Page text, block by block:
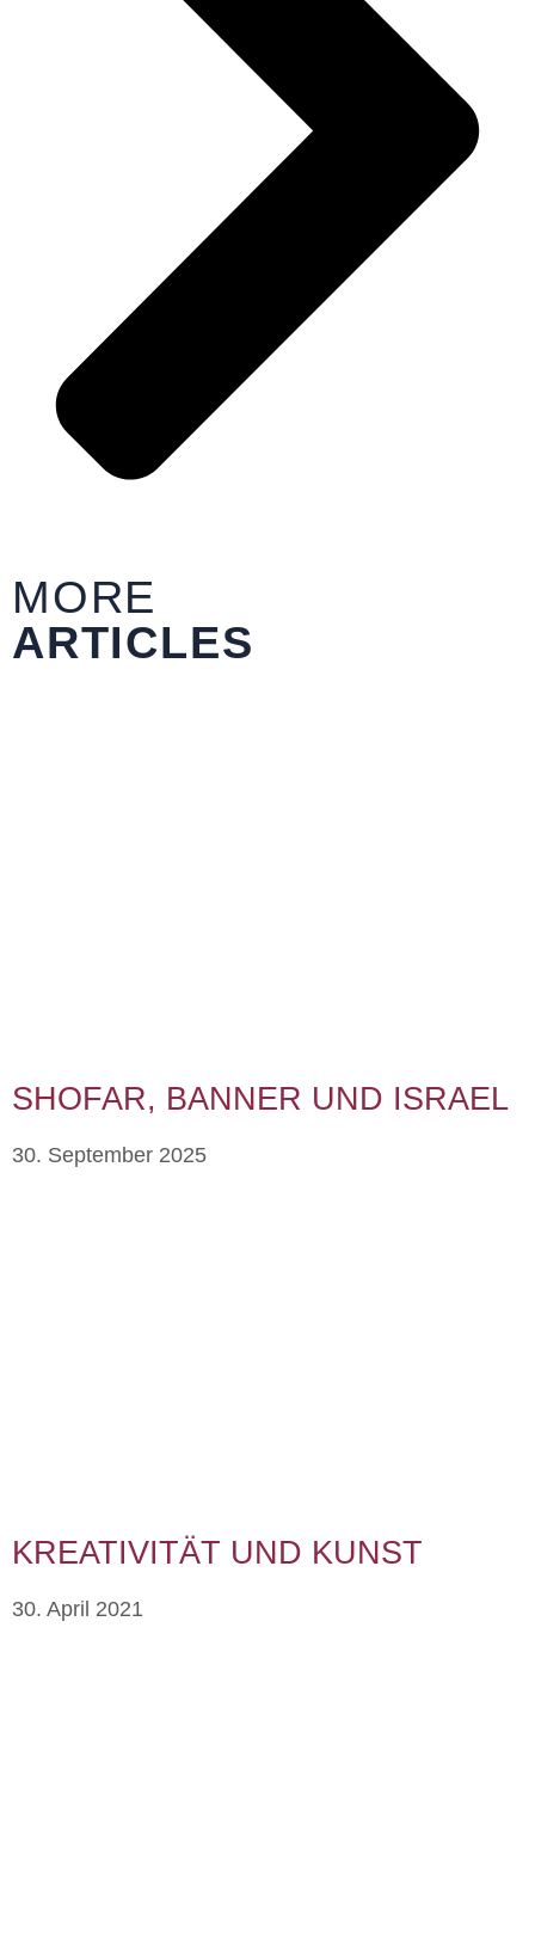
MORE
ARTICLES
SHOFAR, BANNER UND ISRAEL
30. September 2025
KREATIVITÄT UND KUNST
30. April 2021